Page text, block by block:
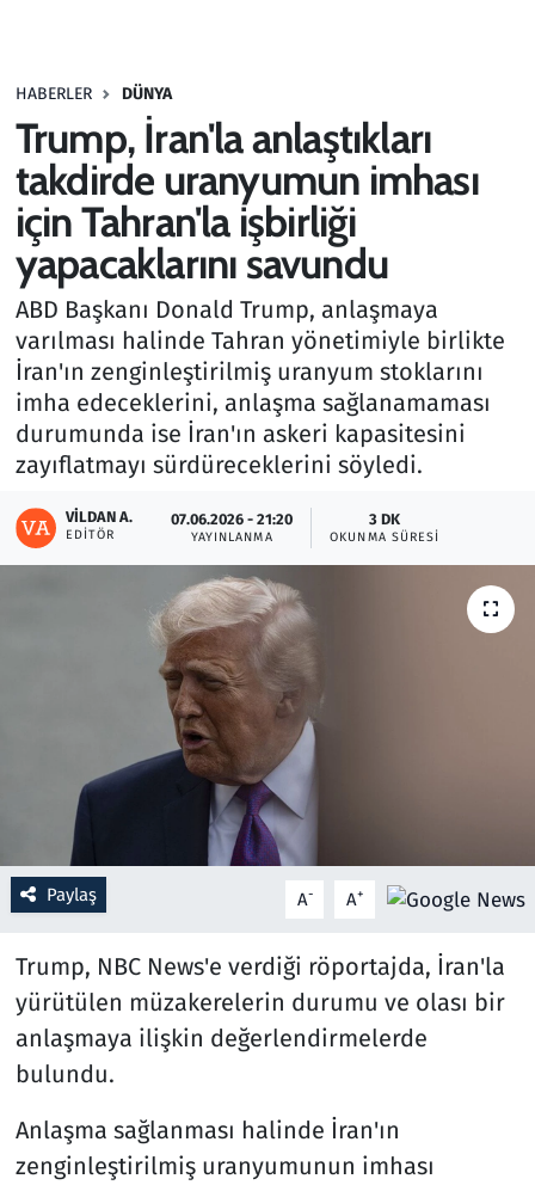
HABERLER DÜNYA
Trump, İran'la anlaştıkları
takdirde uranyumun imhası
için Tahran'la işbirliği
yapacaklarını savundu
ABD Başkanı Donald Trump, anlaşmaya
varılması halinde Tahran yönetimiyle birlikte
İran'ın zenginleştirilmiş uranyum stoklarını
imha edeceklerini, anlaşma sağlanamaması
durumunda ise İran'ın askeri kapasitesini
zayıflatmayı sürdüreceklerini söyledi.
VILDAN A.
EDITÖR
07.06.2026 - 21:20
YAYINLANMA
3 DK
OKUNMA SÜRESI
Paylaş A- A+
Trump, NBC News'e verdiği röportajda, İran'la
yürütülen müzakerelerin durumu ve olası bir
anlaşmaya ilişkin değerlendirmelerde
bulundu.
Anlaşma sağlanması halinde İran'ın
zenginleştirilmiş uranyumunun imhası
Haber
Kültür Sanat
Kurumsal Haberler
Lezzet Durağı
Memur ve Kamu
Otomobil
Oyun
Ramazan
Resmi İlanlar
Rüya Tabirleri
Savunma Sanayi
Seçim 2023
Spor
Teknoloji ve Bilim
Televizyon